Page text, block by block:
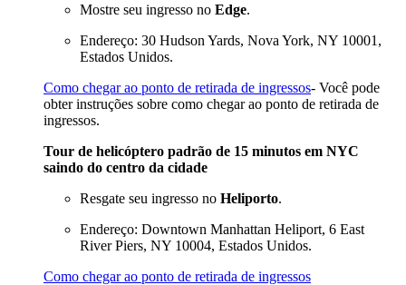
Mostre seu ingresso no Edge.
Endereço: 30 Hudson Yards, Nova York, NY 10001,
Estados Unidos.
Como chegar ao ponto de retirada de ingressos- Você pode
obter instruções sobre como chegar ao ponto de retirada de
ingressos.
Tour de helicóptero padrão de 15 minutos em NYC
saindo do centro da cidade
Resgate seu ingresso no Heliporto.
Endereço: Downtown Manhattan Heliport, 6 East
River Piers, NY 10004, Estados Unidos.
Como chegar ao ponto de retirada de ingressos